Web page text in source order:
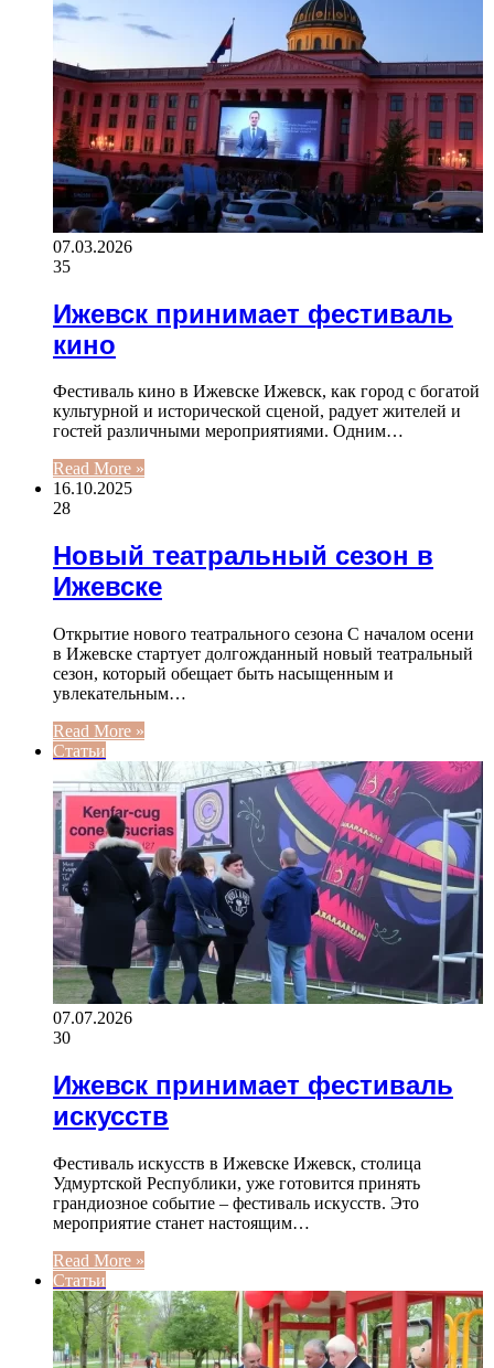
07.03.2026
35
Ижевск принимает фестиваль
кино
Фестиваль кино в Ижевске Ижевск, как город с богатой
культурной и исторической сценой, радует жителей и
гостей различными мероприятиями. Одним…
Read More »
16.10.2025
28
Новый театральный сезон в
Ижевске
Открытие нового театрального сезона С началом осени
в Ижевске стартует долгожданный новый театральный
сезон, который обещает быть насыщенным и
увлекательным…
Read More »
Статьи
07.07.2026
30
Ижевск принимает фестиваль
искусств
Фестиваль искусств в Ижевске Ижевск, столица
Удмуртской Республики, уже готовится принять
грандиозное событие – фестиваль искусств. Это
мероприятие станет настоящим…
Read More »
Статьи